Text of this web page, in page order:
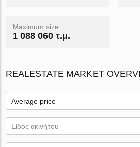
Maximum size
1 088 060 τ.μ.
REALESTATE MARKET
Average price
Είδος ακινήτου